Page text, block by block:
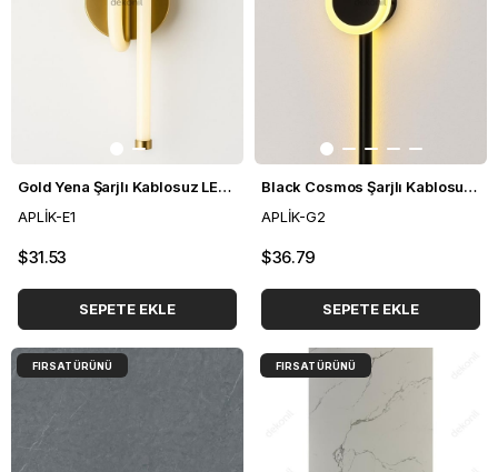
Gold Yena Şarjlı Kablosuz LED Aplik
APLİK-E1
$31.53
SEPETE EKLE
Black Cosmos Şarjlı Kablosuz LED Aplik
APLİK-G2
$36.79
SEPETE EKLE
FIRSAT ÜRÜNÜ FIRSAT ÜRÜNÜ